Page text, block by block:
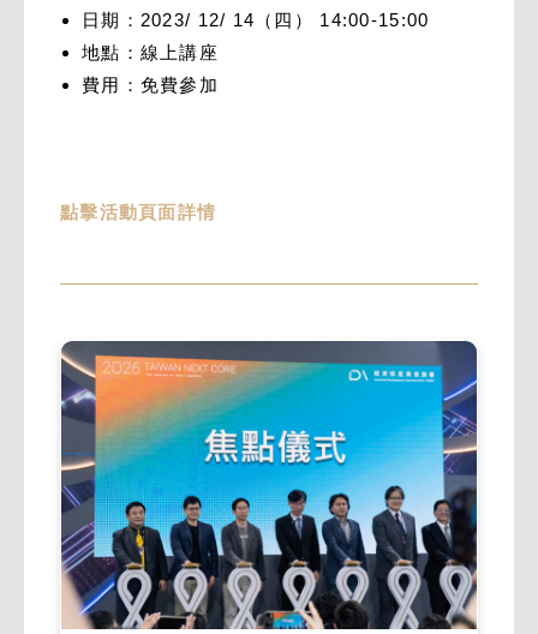
日期：2023/ 12/ 14（四） 14:00-15:00
地點：線上講座
費用：免費參加
點擊活動頁面詳情